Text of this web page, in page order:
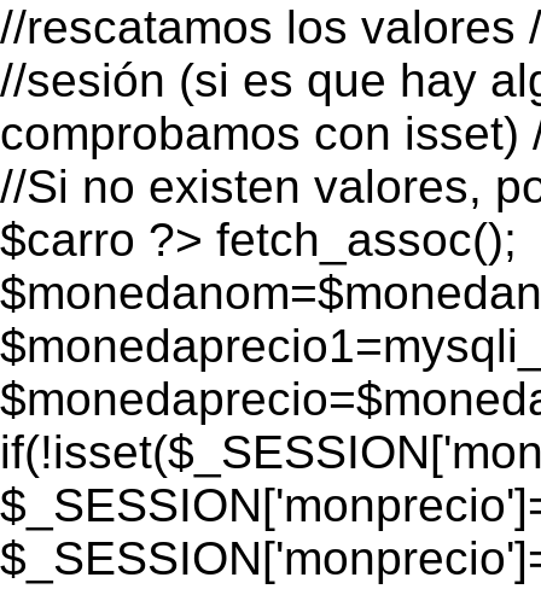
//rescatamos los valores
//sesión (si es que hay
comprobamos con
//Si no existen valores,
$carro ?> fetch_assoc();